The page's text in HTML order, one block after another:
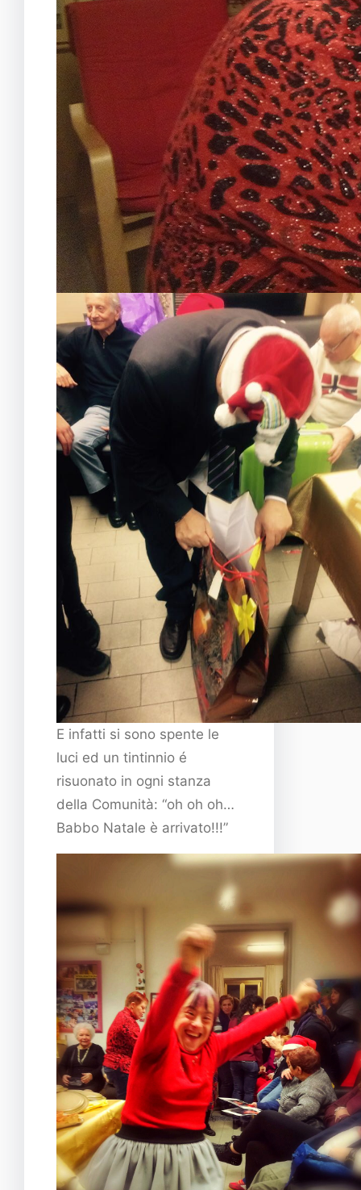
E infatti si sono spente le
luci ed un tintinnio é
risuonato in ogni stanza
della Comunità: “oh oh oh…
Babbo Natale è arrivato!!!”